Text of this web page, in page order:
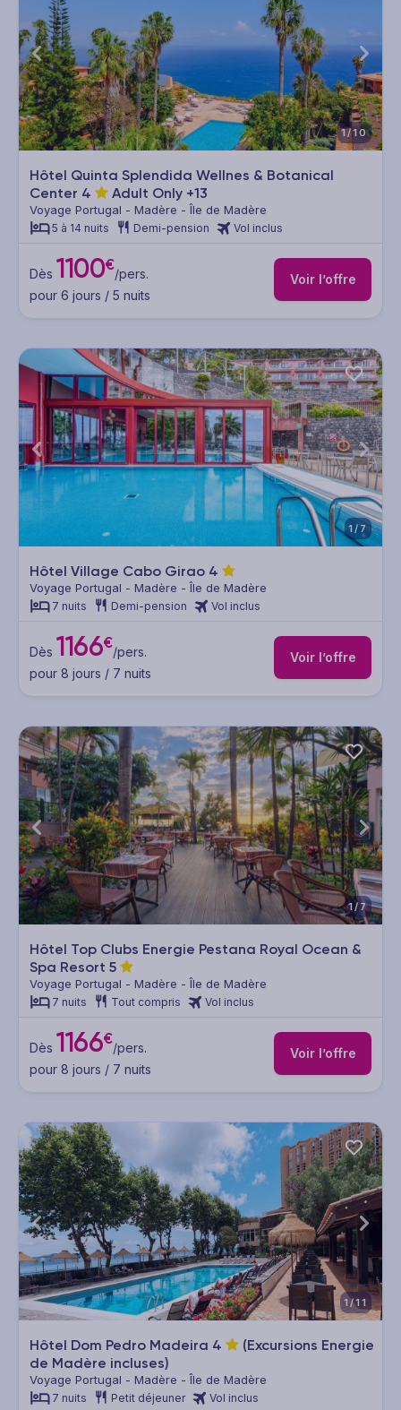
1/10
Hôtel Quinta Splendida Wellnes & Botanical
Center 4 Adult Only +13
Voyage Portugal - Madère - Île de Madère
5 à 14 nuits Demi-pension Vol inclus
Dès 1100€/pers.
pour 6 jours / 5 nuits
Voir l’offre
1/7
Hôtel Village Cabo Girao 4
Voyage Portugal - Madère - Île de Madère
7 nuits Demi-pension Vol inclus
Dès 1166€/pers.
pour 8 jours / 7 nuits
Voir l’offre
1/7
Hôtel Top Clubs Energie Pestana Royal Ocean &
Spa Resort 5
Voyage Portugal - Madère - Île de Madère
7 nuits Tout compris Vol inclus
Dès 1166€/pers.
pour 8 jours / 7 nuits
Voir l’offre
1/11
Hôtel Dom Pedro Madeira 4
(Excursions Energie
de Madère incluses)
Voyage Portugal - Madère - Île de Madère
7 nuits Petit déjeuner Vol inclus